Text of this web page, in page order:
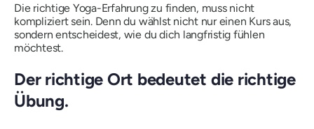
Die richtige Yoga-Erfahrung zu finden, muss nicht
kompliziert sein. Denn du wählst nicht nur einen Kurs aus,
sondern entscheidest, wie du dich langfristig fühlen
möchtest.
Der richtige Ort bedeutet die richtige
Übung.